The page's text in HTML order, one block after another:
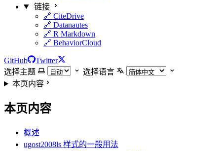
链接
🔗 CiteDrive
🔗 Datanautes
🔗 R Markdown
🔗 BehaviorCloud
GitHub
Twitter
选择主题
选择语言
本页内容
本页内容
概述
ugost2008ls 样式的一般用法